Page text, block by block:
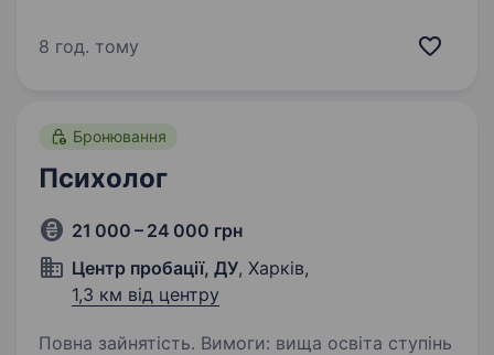
хімічних засобів захисту рослин, котрий
8 год. тому
Бронювання
Психолог
21 000 – 24 000 грн
Центр пробації, ДУ, Харків,
1,3 км від центру
Повна зайнятість. Вимоги: вища освіта ступінь